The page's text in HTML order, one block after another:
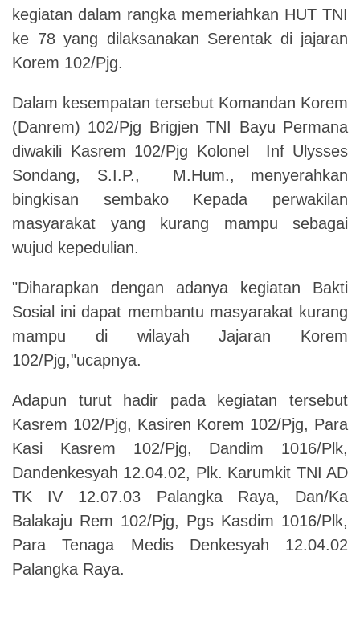
kegiatan dalam rangka memeriahkan HUT TNI
ke 78 yang dilaksanakan Serentak di jajaran
Korem 102/Pjg.
Dalam kesempatan tersebut Komandan Korem
(Danrem) 102/Pjg Brigjen TNI Bayu Permana
diwakili Kasrem 102/Pjg Kolonel Inf Ulysses
Sondang, S.I.P., M.Hum., menyerahkan
bingkisan sembako Kepada perwakilan
masyarakat yang kurang mampu sebagai
wujud kepedulian.
"Diharapkan dengan adanya kegiatan Bakti
Sosial ini dapat membantu masyarakat kurang
mampu di wilayah Jajaran Korem
102/Pjg,"ucapnya.
Adapun turut hadir pada kegiatan tersebut
Kasrem 102/Pjg, Kasiren Korem 102/Pjg, Para
Kasi Kasrem 102/Pjg, Dandim 1016/Plk,
Dandenkesyah 12.04.02, Plk. Karumkit TNI AD
TK IV 12.07.03 Palangka Raya, Dan/Ka
Balakaju Rem 102/Pjg, Pgs Kasdim 1016/Plk,
Para Tenaga Medis Denkesyah 12.04.02
Palangka Raya.